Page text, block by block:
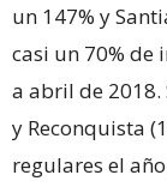
un 147% y
casi un 70% de
a abril de 2018.
y Reconquista
regulares el